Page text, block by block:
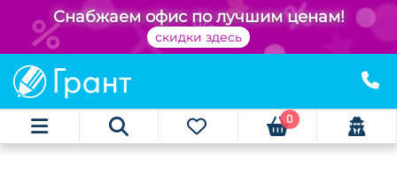
Снабжаем офис по лучшим ценам!
скидки здесь
0